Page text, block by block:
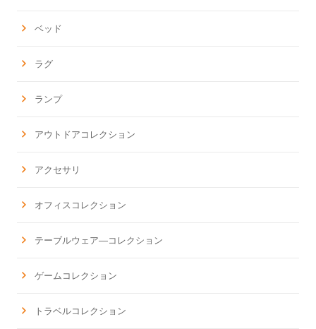
ベッド
ラグ
ランプ
アウトドアコレクション
アクセサリ
オフィスコレクション
テーブルウェア―コレクション
ゲームコレクション
トラベルコレクション